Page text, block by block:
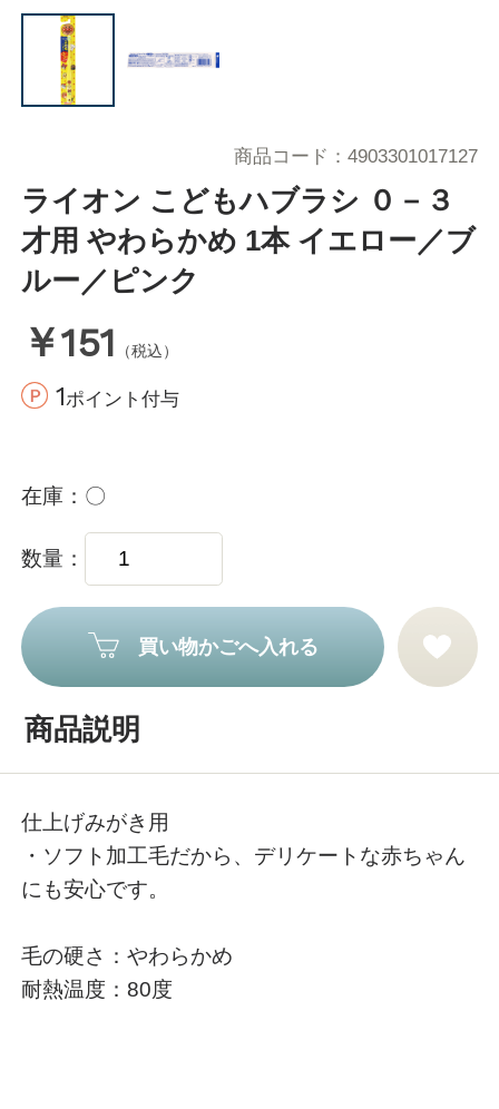
ライオン こどもハブラシ ０－３
才用 やわらかめ 1本 イエロー／ブ
ルー／ピンク
￥151 （税込）
1ポイント付与
商品コード 4903301017127
在庫 〇
数量
買い物かごへ入れる
商品説明
仕上げみがき用
・ソフト加工毛だから、デリケートな赤ちゃん
にも安心です。
毛の硬さ：やわらかめ
耐熱温度：80度